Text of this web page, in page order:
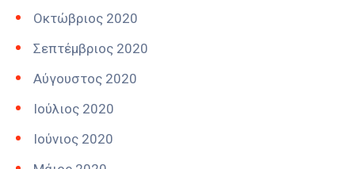
Οκτώβριος 2020
Σεπτέμβριος 2020
Αύγουστος 2020
Ιούλιος 2020
Ιούνιος 2020